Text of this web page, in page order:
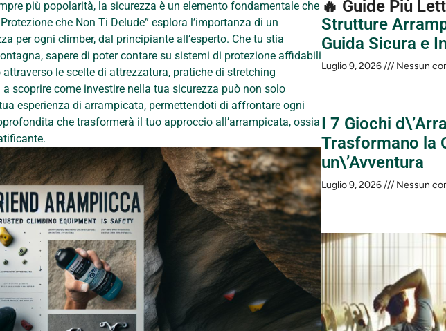
più popolarità, la sicurezza è un elemento fondamentale che
che Non Ti Delude” esplora l’importanza di un
per ogni climber, dal principiante all’esperto. Che tu stia
sapere di poter contare su sistemi di protezione affidabili
le scelte di attrezzatura, pratiche di stretching
scoprire come investire nella tua sicurezza può non solo
esperienza di arrampicata, permettendoti di affrontare ogni
che trasformerà il tuo approccio all’arrampicata, ossia
🔥 Guide Più
Strutture
Guida Sicura e
Luglio 9, 2026 Nessun
I 7 Giochi
Trasformano la
un\’Avventura
Luglio 9, 2026 Nessun